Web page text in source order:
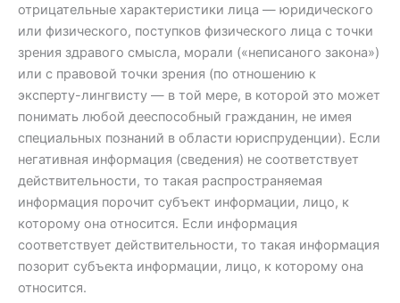
отрицательные характеристики лица — юридического
или физического, поступков физического лица с точки
зрения здравого смысла, морали («неписаного закона»)
или с правовой точки зрения (по отношению к
эксперту-лингвисту — в той мере, в которой это может
понимать любой дееспособный гражданин, не имея
специальных познаний в области юриспруденции). Если
негативная информация (сведения) не соответствует
действительности, то такая распространяемая
информация порочит субъект информации, лицо, к
которому она относится. Если информация
соответствует действительности, то такая информация
позорит субъекта информации, лицо, к которому она
относится.